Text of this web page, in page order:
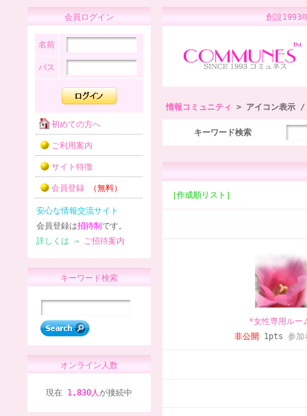
会員ログイン
名前
パス
初めての方へ
ご利用案内
サイト特徴
会員登録 （無料）
安心な情報交流サイト
会員登録は招待制 です。
詳しくは ⇒ ご招待案内
キーワード検索
オンライン人数
現在 1,830人が接続中
創設
情報コミュニティ > アイコン表示
キーワード検索
［作成順リスト］
*女性専用ルー
非公開 1pts 参加